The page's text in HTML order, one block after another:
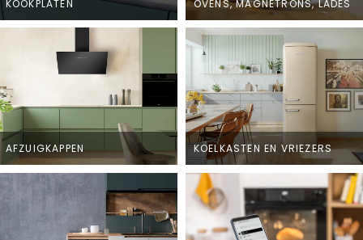
KOOKPLATEN OVENS, MAGNETRONS, LADES
AFZUIGKAPPEN KOELKASTEN EN VRIEZERS